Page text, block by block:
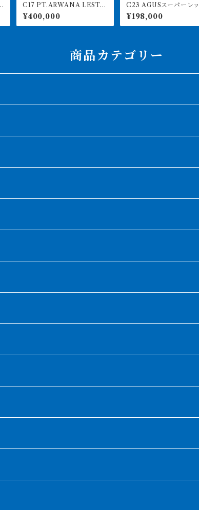
C17 PT.ARWANA LESTA
RI 最高峰紅龍 アブソリュ
ートレッド 17㎝前後 260
-005156 アグスファーム
¥400,000
C23 AGUSスーパーレッド
F4 19㎝前後 PT.ARWAN
A LESTARI アジアアロワ
ナ 紅龍 260-005131
¥198,000
商品カテゴリー